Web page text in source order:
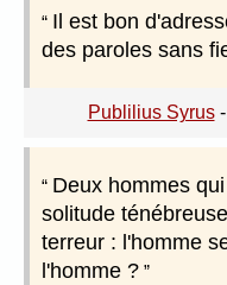
Il est bon
des paroles sans
Publilius Syrus-
Deux hommes
solitude
terreur : l'homme
l'homme ?